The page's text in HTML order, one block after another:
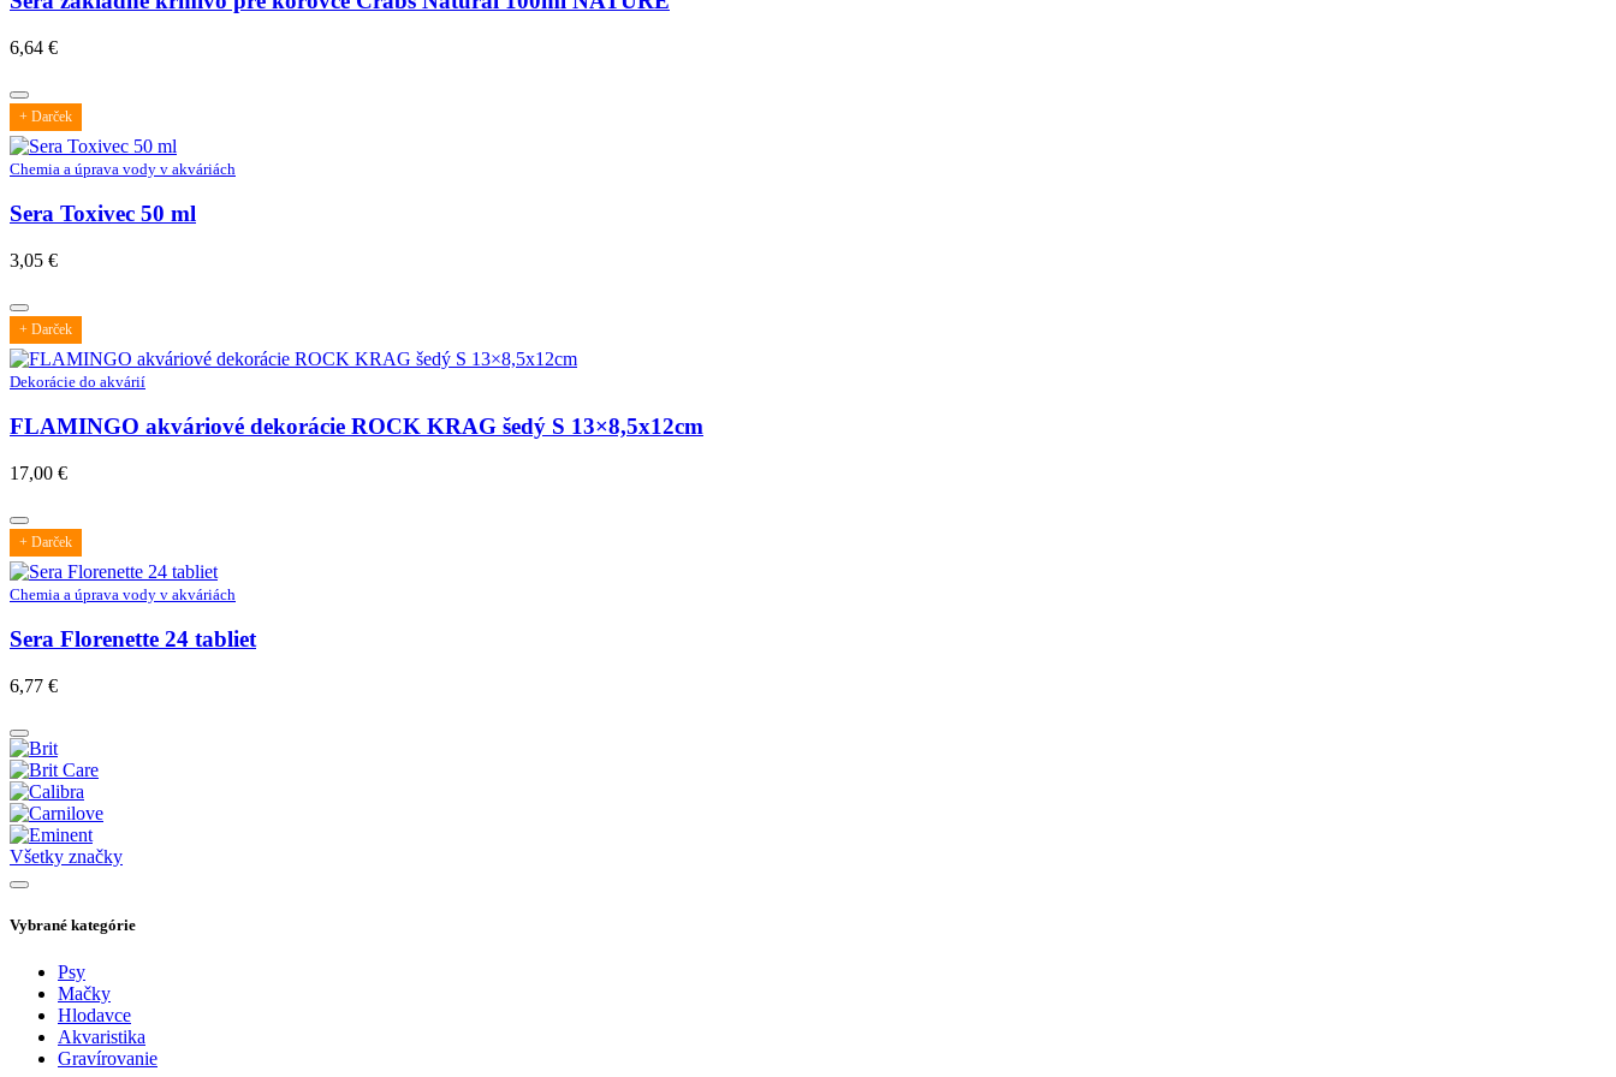
6,64 €
+ Darček
Chemia a úprava vody v akváriách
Sera Toxivec 50 ml
3,05 €
+ Darček
Dekorácie do akvárií
FLAMINGO akváriové dekorácie ROCK KRAG šedý S 13×8,5x12cm
17,00 €
+ Darček
Chemia a úprava vody v akváriách
Sera Florenette 24 tabliet
6,77 €
Všetky značky
Vybrané kategórie
Psy
Mačky
Hlodavce
Akvaristika
Gravírovanie